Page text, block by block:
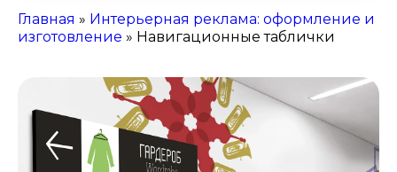
Главная » Интерьерная реклама: оформление и
изготовление » Навигационные таблички